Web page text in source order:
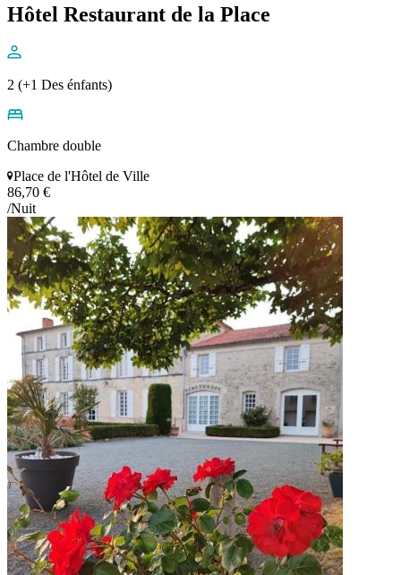
Hôtel Restaurant de la Place
2 (+1 Des énfants)
Chambre double
Place de l'Hôtel de Ville
86,70 €
/Nuit